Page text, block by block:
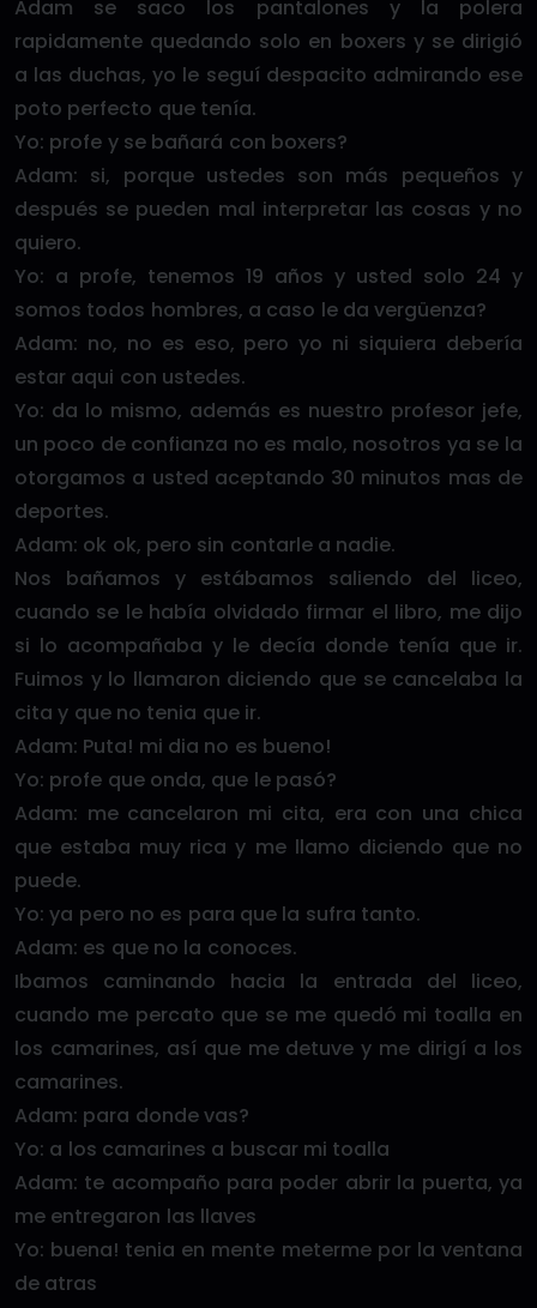
Adam se saco los pantalones y la polera
rapidamente quedando solo en boxers y se dirigió
a las duchas, yo le seguí despacito admirando ese
poto perfecto que tenía.
Yo: profe y se bañará con boxers?
Adam: si, porque ustedes son más pequeños y
después se pueden mal interpretar las cosas y no
quiero.
Yo: a profe, tenemos 19 años y usted solo 24 y
somos todos hombres, a caso le da vergüenza?
Adam: no, no es eso, pero yo ni siquiera debería
estar aqui con ustedes.
Yo: da lo mismo, además es nuestro profesor jefe,
un poco de confianza no es malo, nosotros ya se la
otorgamos a usted aceptando 30 minutos mas de
deportes.
Adam: ok ok, pero sin contarle a nadie.
Nos bañamos y estábamos saliendo del liceo,
cuando se le había olvidado firmar el libro, me dijo
si lo acompañaba y le decía donde tenía que ir.
Fuimos y lo llamaron diciendo que se cancelaba la
cita y que no tenia que ir.
Adam: Puta! mi dia no es bueno!
Yo: profe que onda, que le pasó?
Adam: me cancelaron mi cita, era con una chica
que estaba muy rica y me llamo diciendo que no
puede.
Yo: ya pero no es para que la sufra tanto.
Adam: es que no la conoces.
Ibamos caminando hacia la entrada del liceo,
cuando me percato que se me quedó mi toalla en
los camarines, así que me detuve y me dirigí a los
camarines.
Adam: para donde vas?
Yo: a los camarines a buscar mi toalla
Adam: te acompaño para poder abrir la puerta, ya
me entregaron las llaves
Yo: buena! tenia en mente meterme por la ventana
de atras